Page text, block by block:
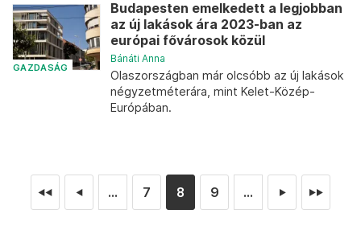
GAZDASÁG
Budapesten emelkedett a legjobban
az új lakások ára 2023-ban az
európai fővárosok közül
Bánáti Anna
Olaszországban már olcsóbb az új lakások
négyzetméterára, mint Kelet-Közép-
Európában.
◄◄ ◄ ... 7 8 9 ... ► ►►